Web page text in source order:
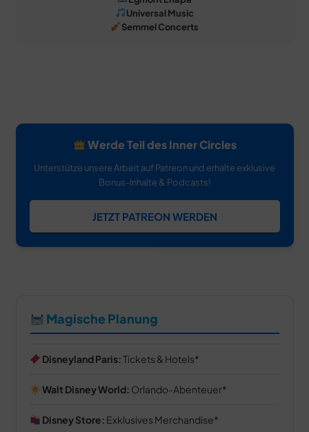
Universal Music
Semmel Concerts
Werde Teil des Inner Circles
Unterstütze unsere Arbeit auf Patreon und erhalte exklusive
Bonus-Inhalte & Podcasts!
JETZT PATREON WERDEN
Magische Planung
Disneyland Paris:Tickets & Hotels
Walt Disney World: Orlando-Abenteuer
Disney Store: Exklusives Merchandise